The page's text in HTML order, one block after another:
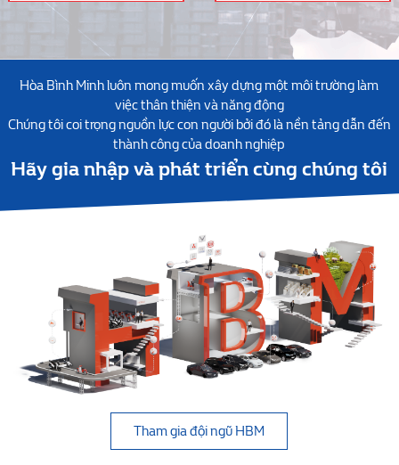
Hòa Bình Minh luôn mong muốn xây dựng một môi trường làm
việc thân thiện và năng động
Chúng tôi coi trọng nguồn lực con người bởi đó là nền tảng dẫn đến
thành công của doanh nghiệp
Hãy gia nhập và phát triển cùng chúng tôi
Tham gia đội ngũ HBM